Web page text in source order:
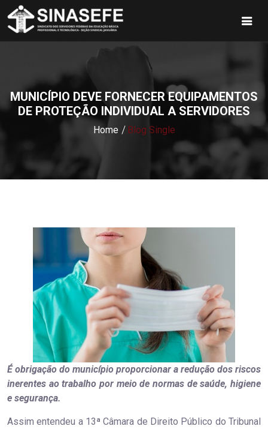
MUNICÍPIO DEVE FORNECER EQUIPAMENTOS
DE PROTEÇÃO INDIVIDUAL A SERVIDORES
Home Blog Single
É obrigação do município proporcionar a redução dos riscos
inerentes ao trabalho por meio de normas de saúde, higiene
e segurança.
Assim entendeu a 13ª Câmara de Direito Público do Tribunal